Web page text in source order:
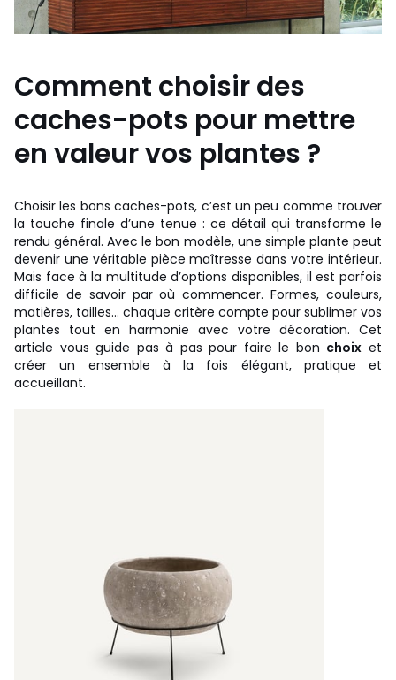
Comment choisir des
caches-pots pour mettre
en valeur vos plantes ?
Choisir les bons caches-pots, c’est un peu comme trouver
la touche finale d’une tenue : ce détail qui transforme le
rendu général. Avec le bon modèle, une simple plante peut
devenir une véritable pièce maîtresse dans votre intérieur.
Mais face à la multitude d’options disponibles, il est parfois
difficile de savoir par où commencer. Formes, couleurs,
matières, tailles… chaque critère compte pour sublimer vos
plantes tout en harmonie avec votre décoration. Cet
article vous guide pas à pas pour faire le bon choix et
créer un ensemble à la fois élégant, pratique et
accueillant.